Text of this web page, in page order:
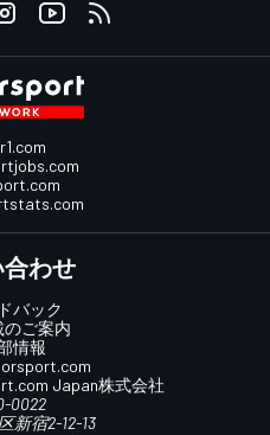
わせ
バック
のご案内
情報
Japan株式会社
0022
新宿2-12-13